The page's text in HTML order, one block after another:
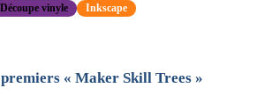
Découpe vinyle Inkscape
« Maker Skill Trees »